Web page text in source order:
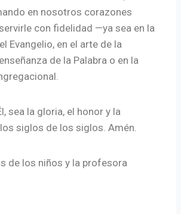
en nosotros corazones
con fidelidad —ya sea en la
Evangelio, en el arte de la
de la Palabra o en la
sea la gloria, el honor y la
siglos de los siglos. Amén.
de los niños y la profesora